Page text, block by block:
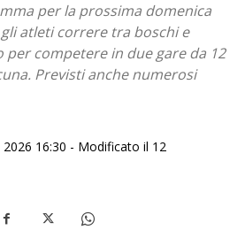
per la prossima domenica
atleti correre tra boschi e
per competere in due gare da 12
Previsti anche numerosi
16:30 - Modificato il 12